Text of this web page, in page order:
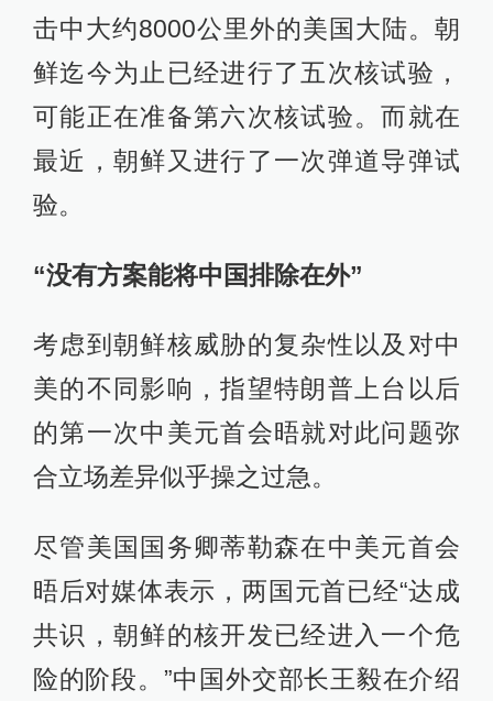
击中大约8000公里外的美国大陆。朝
鲜迄今为止已经进行了五次核试验，
可能正在准备第六次核试验。而就在
最近，朝鲜又进行了一次弹道导弹试
验。
“没有方案能将中国排除在外”
考虑到朝鲜核威胁的复杂性以及对中
美的不同影响，指望特朗普上台以后
的第一次中美元首会晤就对此问题弥
合立场差异似乎操之过急。
尽管美国国务卿蒂勒森在中美元首会
晤后对媒体表示，两国元首已经“达成
共识，朝鲜的核开发已经进入一个危
险的阶段。”中国外交部长王毅在介绍